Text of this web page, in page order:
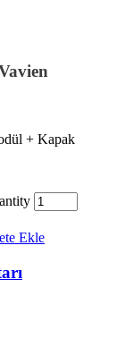
+ Kapak
Ekle